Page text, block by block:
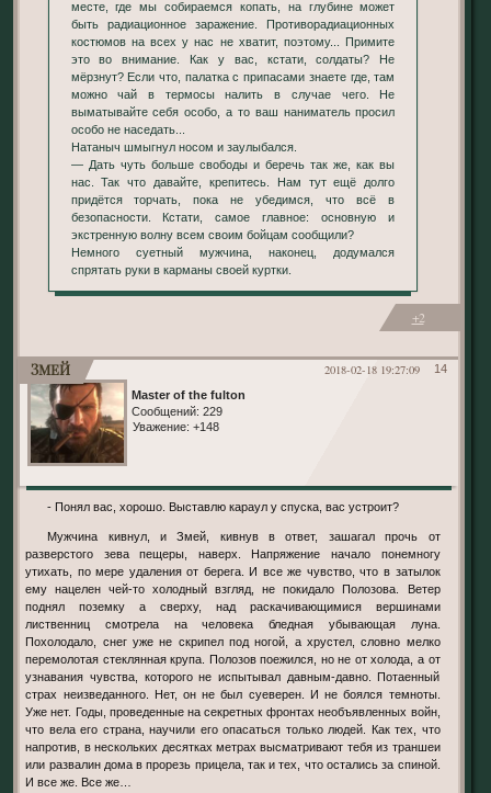
месте, где мы собираемся копать, на глубине может
быть радиационное заражение. Противорадиационных
костюмов на всех у нас не хватит, поэтому... Примите
это во внимание. Как у вас, кстати, солдаты? Не
мёрзнут? Если что, палатка с припасами знаете где, там
можно чай в термосы налить в случае чего. Не
выматывайте себя особо, а то ваш наниматель просил
особо не наседать...
Натаныч шмыгнул носом и заулыбался.
— Дать чуть больше свободы и беречь так же, как вы
нас. Так что давайте, крепитесь. Нам тут ещё долго
придётся торчать, пока не убедимся, что всё в
безопасности. Кстати, самое главное: основную и
экстренную волну всем своим бойцам сообщили?
Немного суетный мужчина, наконец, додумался
спрятать руки в карманы своей куртки.
+2
14
2018-02-18 19:27:09
Змей
Master of the fulton
Сообщений: 229
Уважение: +148
- Понял вас, хорошо. Выставлю караул у спуска, вас устроит?
Мужчина кивнул, и Змей, кивнув в ответ, зашагал прочь от
разверстого зева пещеры, наверх. Напряжение начало понемногу
утихать, по мере удаления от берега. И все же чувство, что в затылок
ему нацелен чей-то холодный взгляд, не покидало Полозова. Ветер
поднял поземку а сверху, над раскачивающимися вершинами
лиственниц смотрела на человека бледная убывающая луна.
Похолодало, снег уже не скрипел под ногой, а хрустел, словно мелко
перемолотая стеклянная крупа. Полозов поежился, но не от холода, а от
узнавания чувства, которого не испытывал давным-давно. Потаенный
страх неизведанного. Нет, он не был суеверен. И не боялся темноты.
Уже нет. Годы, проведенные на секретных фронтах необъявленных войн,
что вела его страна, научили его опасаться только людей. Как тех, что
напротив, в нескольких десятках метрах высматривают тебя из траншеи
или развалин дома в прорезь прицела, так и тех, что остались за спиной.
И все же. Все же…